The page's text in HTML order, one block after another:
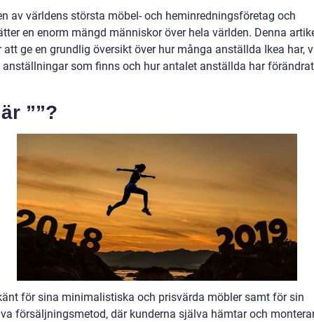
av världens största möbel- och heminredningsföretag och
en enorm mängd människor över hela världen. Denna
att ge en grundlig översikt över hur många anställda Ikea har,
anställningar som finns och hur antalet anställda har
””?
för sina minimalistiska och prisvärda möbler samt för sin
försäljningsmetod, där kunderna själva hämtar och